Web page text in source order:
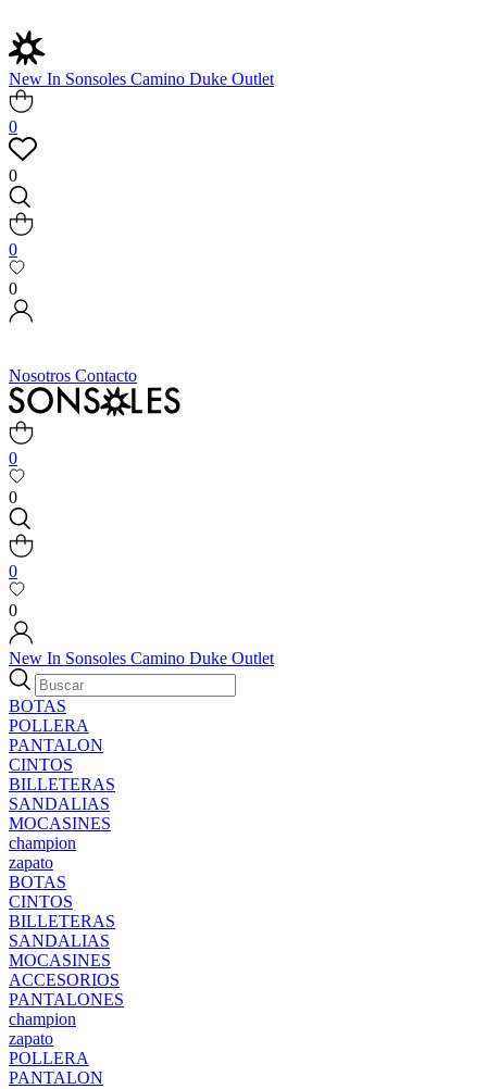
New In Sonsoles Camino Duke Outlet
0
0
0
0
Nosotros Contacto
0
0
0
0
New In Sonsoles Camino Duke Outlet
BOTAS
POLLERA
PANTALON
CINTOS
BILLETERAS
SANDALIAS
MOCASINES
champion
zapato
BOTAS
CINTOS
BILLETERAS
SANDALIAS
MOCASINES
ACCESORIOS
PANTALONES
champion
zapato
POLLERA
PANTALON